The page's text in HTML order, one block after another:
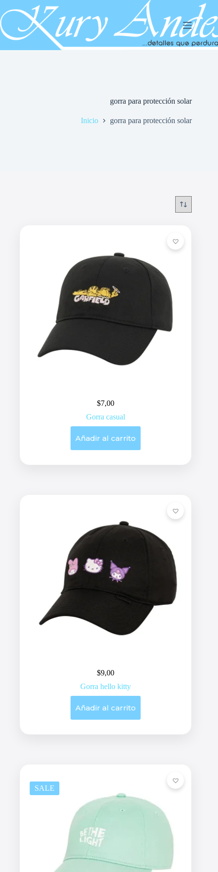
al
contenido
gorra para protección solar
Inicio gorra para protección solar
$7,00
Gorra casual
Añadir al carrito
$9,00
Gorra hello kitty
Añadir al carrito
SALE